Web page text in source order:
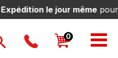
le jour même pour toute